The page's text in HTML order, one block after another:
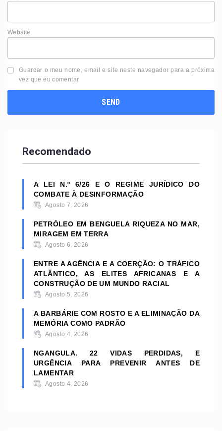
Website
Guardar o meu nome, email e site neste navegador para a próxima
vez que eu comentar.
Recomendado
A LEI N.º 6/26 E O REGIME JURÍDICO DO
COMBATE À DESINFORMAÇÃO
Agosto 7, 2026
PETRÓLEO EM BENGUELA RIQUEZA NO MAR,
MIRAGEM EM TERRA
Agosto 6, 2026
ENTRE A AGÊNCIA E A COERÇÃO: O TRÁFICO
ATLÂNTICO, AS ELITES AFRICANAS E A
CONSTRUÇÃO DE UM MUNDO RACIAL
Agosto 5, 2026
A BARBÁRIE COM ROSTO E A ELIMINAÇÃO DA
MEMÓRIA COMO PADRÃO
Agosto 4, 2026
NGANGULA. 22 VIDAS PERDIDAS, E
URGÊNCIA PARA PREVENIR ANTES DE
LAMENTAR
Agosto 4, 2026